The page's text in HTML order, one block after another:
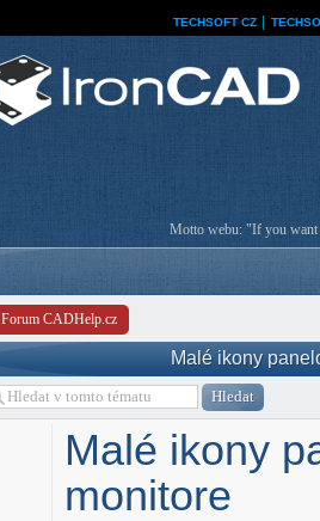
TECHSOFT CZ
Motto webu: "If you want
Forum CADHelp.cz
Malé ikony
Malé ikony
monitore